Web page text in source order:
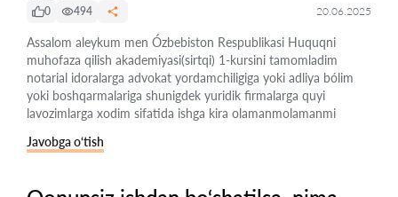
0
494 20.06.2025
Assalom aleykum men Ózbebiston Respublikasi Huquqni
muhofaza qilish akademiyasi(sirtqi) 1-kursini tamomladim
notarial idoralarga advokat yordamchiligiga yoki adliya bólim
yoki boshqarmalariga shunigdek yuridik firmalarga quyi
lavozimlarga xodim sifatida ishga kira olamanmolamanmi
Javobga o‘tish